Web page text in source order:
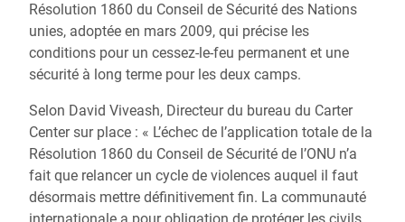
Résolution 1860 du Conseil de Sécurité des Nations
unies, adoptée en mars 2009, qui précise les
conditions pour un cessez-le-feu permanent et une
sécurité à long terme pour les deux camps.
Selon David Viveash, Directeur du bureau du Carter
Center sur place : « L’échec de l’application totale de la
Résolution 1860 du Conseil de Sécurité de l’ONU n’a
fait que relancer un cycle de violences auquel il faut
désormais mettre définitivement fin. La communauté